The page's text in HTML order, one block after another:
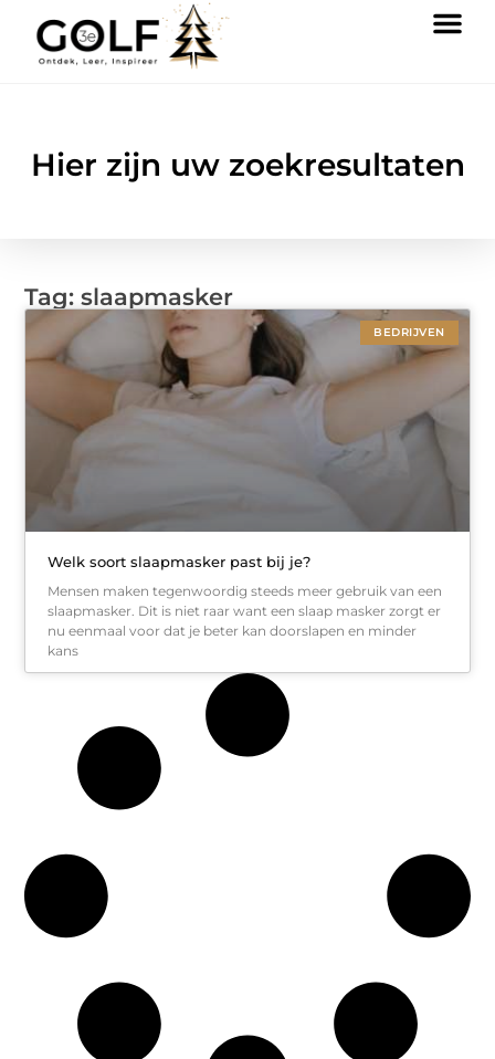
Hier zijn uw zoekresultaten
Tag: slaapmasker
BEDRIJVEN
Welk soort slaapmasker past bij je?
Mensen maken tegenwoordig steeds meer gebruik van een
slaapmasker. Dit is niet raar want een slaap masker zorgt er
nu eenmaal voor dat je beter kan doorslapen en minder
kans